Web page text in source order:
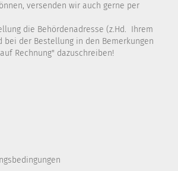
versenden wir auch gerne per
die Behördenadresse (z.Hd. Ihrem
bei der Bestellung in den Bemerkungen
Rechnung" dazuschreiben!